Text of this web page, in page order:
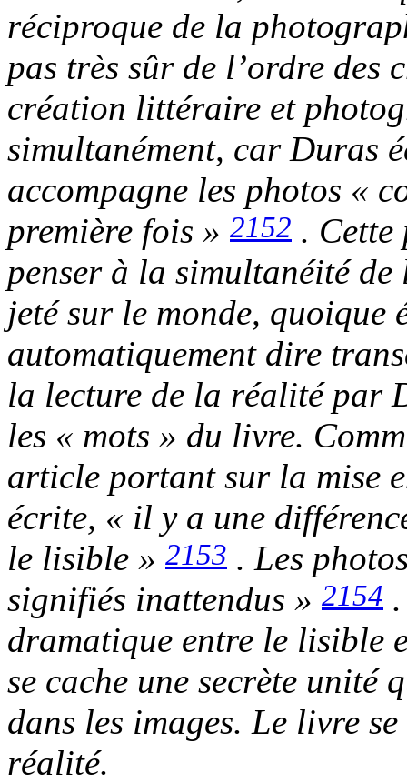
réciproque de la
pas très sûr de l’ordre des
création littéraire et
simultanément, car Duras
accompagne les photos «
première fois » 2152 . Cette
penser à la simultanéité
jeté sur le monde, quoique
automatiquement dire
la lecture de la réalité par
les « mots » du livre.
article portant sur la mise
écrite, « il y a une
le lisible » 2153 . Les
signifiés inattendus » 2154
dramatique entre le lisible
se cache une secrète unité
dans les images. Le livre
réalité.